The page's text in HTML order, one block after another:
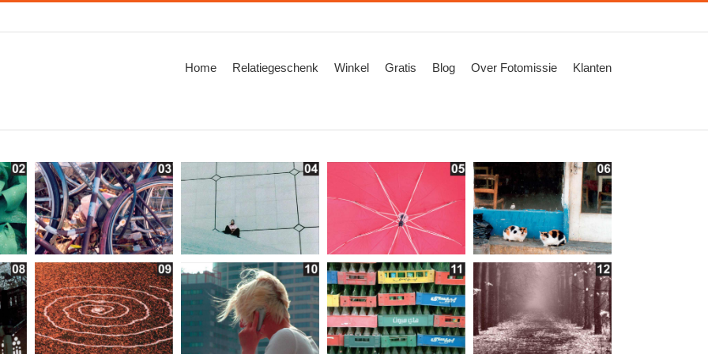
Home Relatiegeschenk Winkel Gratis Blog Over Fotomissie Klanten